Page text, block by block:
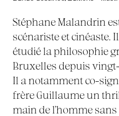
Stéphane Malandrin
scénariste et cinéaste.
étudié la philosophie
Bruxelles depuis
Il a notamment co-
frère Guillaume un
main de l’homme